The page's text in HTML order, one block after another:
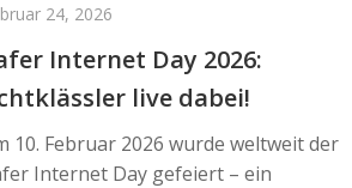
24, 2026
Internet Day 2026:
live dabei!
10. Februar 2026 wurde weltweit der
Internet Day gefeiert – ein